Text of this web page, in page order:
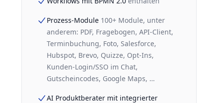
Prozess-Module 100+ Module, unter
anderem: PDF, Fragebogen, API-Client,
Terminbuchung, Foto, Salesforce,
Hubspot, Brevo, Quizze, Opt-Ins,
Kunden-Login/SSO im Chat,
Gutscheincodes, Google Maps, …
AI Produktberater mit integrierter